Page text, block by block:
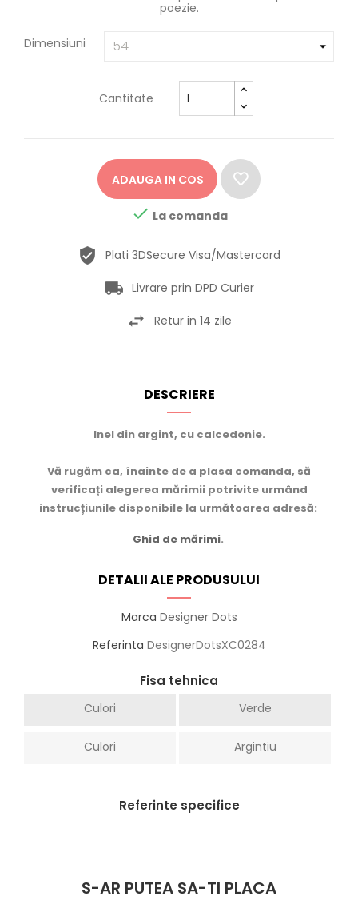
poezie.
Dimensiuni
Cantitate
ADAUGA IN COS
 La comanda
Plati 3DSecure Visa/Mastercard
Livrare prin DPD Curier
Retur in 14 zile
DESCRIERE
Inel din argint, cu calcedonie.
Vă rugăm ca, înainte de a plasa comanda, să
verificați alegerea mărimii potrivite urmând
instrucțiunile disponibile la următoarea adresă:
Ghid de mărimi.
DETALII ALE PRODUSULUI
Marca Designer Dots
Referinta DesignerDotsXC0284
Fisa tehnica
Culori Verde
Culori Argintiu
Referinte specifice
S-AR PUTEA SA-TI PLACA